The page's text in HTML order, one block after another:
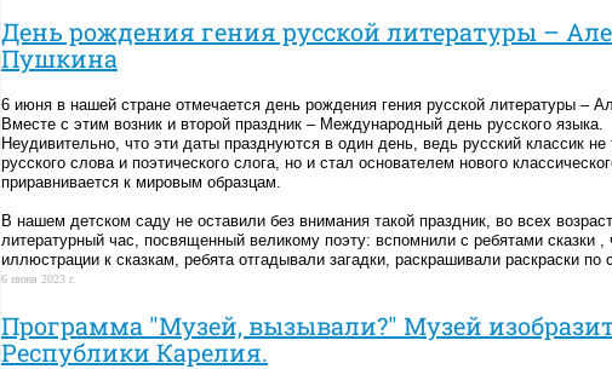
День рождения гения русской литературы –
Пушкина
6 июня в нашей стране отмечается день рождения гения русской литературы –
Вместе с этим возник и второй праздник – Международный день русского языка.
Неудивительно, что эти даты празднуются в один день, ведь русский классик не
русского слова и поэтического слога, но и стал основателем нового
приравнивается к мировым образцам.
В нашем детском саду не оставили без внимания такой праздник, во всех
литературный час, посвященный великому поэту: вспомнили с ребятами сказки ,
иллюстрации к сказкам, ребята отгадывали загадки, раскрашивали раскраски по
6 июня 2023 г.
Программа "Музей, вызывали?" Музей
Республики Карелия.